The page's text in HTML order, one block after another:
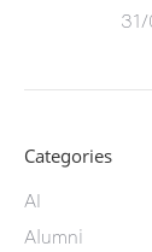
Categories
AI
Alumni